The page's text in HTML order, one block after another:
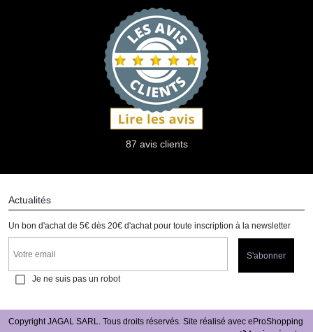
87 avis clients
Actualités
Un bon d'achat de 5€ dès 20€ d'achat pour toute inscription à la newsletter
S'abonner
Je ne suis pas un robot
Copyright JAGAL SARL. Tous droits réservés. Site réalisé avec eProShopping